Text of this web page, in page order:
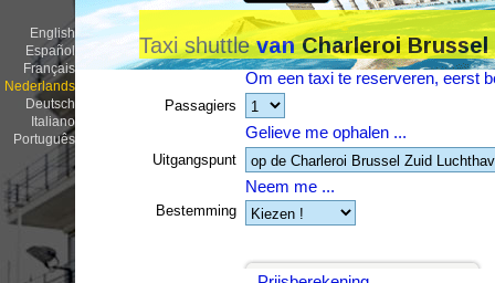
English
Español
Français
Nederlands
Deutsch
Italiano
Português
Taxi shuttlevan Charleroi Brussel
Om een taxi te reserveren, eerst
Passagiers
Gelieve me ophalen ...
Uitgangspunt
Neem me ...
Bestemming